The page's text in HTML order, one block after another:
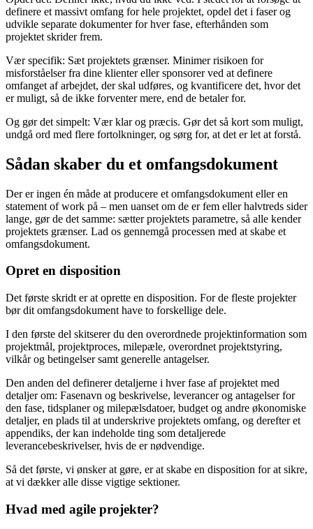
definere et massivt omfang for hele projektet, opdel det i faser og
udvikle separate dokumenter for hver fase, efterhånden som
projektet skrider frem.
Vær specifik: Sæt projektets grænser. Minimer risikoen for
misforståelser fra dine klienter eller sponsorer ved at definere
omfanget af arbejdet, der skal udføres, og kvantificere det, hvor det
er muligt, så de ikke forventer mere, end de betaler for.
Og gør det simpelt: Vær klar og præcis. Gør det så kort som muligt,
undgå ord med flere fortolkninger, og sørg for, at det er let at forstå.
Sådan skaber du et omfangsdokument
Der er ingen én måde at producere et omfangsdokument eller en
statement of work på – men uanset om de er fem eller halvtreds sider
lange, gør de det samme: sætter projektets parametre, så alle kender
projektets grænser. Lad os gennemgå processen med at skabe et
omfangsdokument.
Opret en disposition
Det første skridt er at oprette en disposition. For de fleste projekter
bør dit omfangsdokument have to forskellige dele.
I den første del skitserer du den overordnede projektinformation som
projektmål, projektproces, milepæle, overordnet projektstyring,
vilkår og betingelser samt generelle antagelser.
Den anden del definerer detaljerne i hver fase af projektet med
detaljer om: Fasenavn og beskrivelse, leverancer og antagelser for
den fase, tidsplaner og milepælsdatoer, budget og andre økonomiske
detaljer, en plads til at underskrive projektets omfang, og derefter et
appendiks, der kan indeholde ting som detaljerede
leverancebeskrivelser, hvis de er nødvendige.
Så det første, vi ønsker at gøre, er at skabe en disposition for at sikre,
at vi dækker alle disse vigtige sektioner.
Hvad med agile projekter?